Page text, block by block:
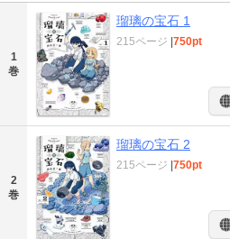
1
巻
瑠璃の宝石 1
215ページ 750pt
2
巻
瑠璃の宝石 2
215ページ 750pt